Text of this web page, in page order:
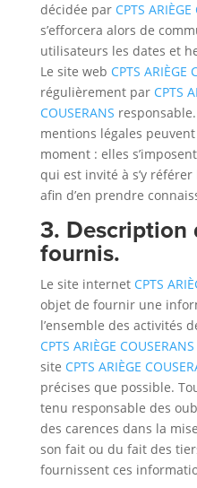
décidée par CPTS
s’efforcera alors de
utilisateurs les dates et
Le site web CPTS ARIÈGE
régulièrement par CPTS
COUSERANS
mentions légales
moment : elles
qui est invité à s’y
afin d’en prendre
3. Description
fournis.
Le site internet CPTS
objet de fournir une
l’ensemble des activités
CPTS ARIÈGE COUSERANS
site CPTS ARIÈGE
précises que possible.
tenu responsable des
des carences dans la
son fait ou du fait des
fournissent ces